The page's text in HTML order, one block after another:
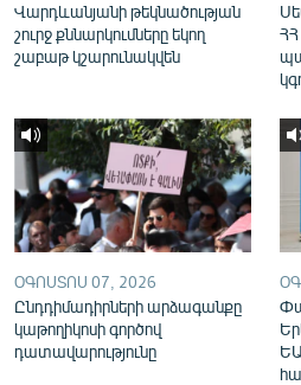
Վարդևանյանի թեկնածության
շուրջ քննարկումները եկող
շաբաթ կշարունակվեն
ՕԳՈՍՏՈՍ 07, 2026
Ընդդիմադիրների արձագանքը
կաթողիկոսի գործով
դատավարությունը